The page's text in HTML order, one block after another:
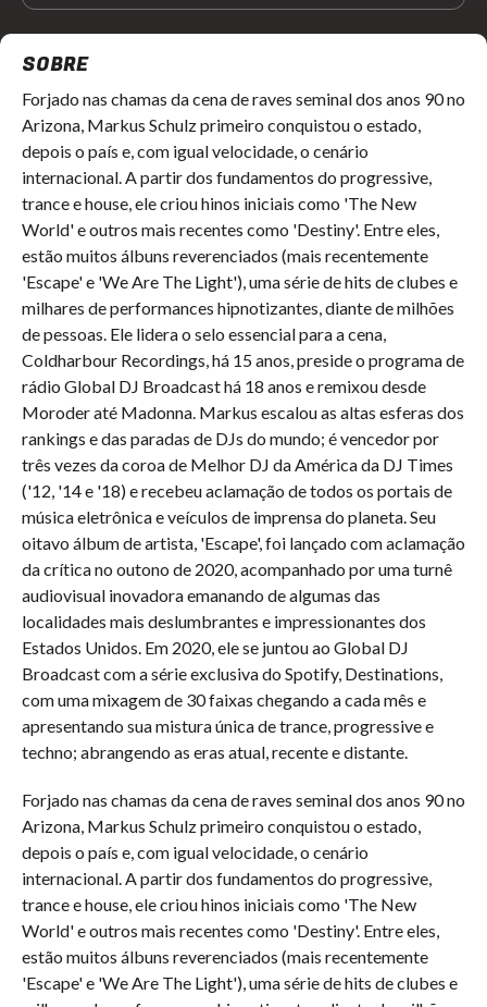
SOBRE
Forjado nas chamas da cena de raves seminal dos anos 90 no
Arizona, Markus Schulz primeiro conquistou o estado,
depois o país e, com igual velocidade, o cenário
internacional. A partir dos fundamentos do progressive,
trance e house, ele criou hinos iniciais como 'The New
World' e outros mais recentes como 'Destiny'. Entre eles,
estão muitos álbuns reverenciados (mais recentemente
'Escape' e 'We Are The Light'), uma série de hits de clubes e
milhares de performances hipnotizantes, diante de milhões
de pessoas. Ele lidera o selo essencial para a cena,
Coldharbour Recordings, há 15 anos, preside o programa de
rádio Global DJ Broadcast há 18 anos e remixou desde
Moroder até Madonna. Markus escalou as altas esferas dos
rankings e das paradas de DJs do mundo; é vencedor por
três vezes da coroa de Melhor DJ da América da DJ Times
('12, '14 e '18) e recebeu aclamação de todos os portais de
música eletrônica e veículos de imprensa do planeta. Seu
oitavo álbum de artista, 'Escape', foi lançado com aclamação
da crítica no outono de 2020, acompanhado por uma turnê
audiovisual inovadora emanando de algumas das
localidades mais deslumbrantes e impressionantes dos
Estados Unidos. Em 2020, ele se juntou ao Global DJ
Broadcast com a série exclusiva do Spotify, Destinations,
com uma mixagem de 30 faixas chegando a cada mês e
apresentando sua mistura única de trance, progressive e
techno; abrangendo as eras atual, recente e distante.
Forjado nas chamas da cena de raves seminal dos anos 90 no
Arizona, Markus Schulz primeiro conquistou o estado,
depois o país e, com igual velocidade, o cenário
internacional. A partir dos fundamentos do progressive,
trance e house, ele criou hinos iniciais como 'The New
World' e outros mais recentes como 'Destiny'. Entre eles,
estão muitos álbuns reverenciados (mais recentemente
'Escape' e 'We Are The Light'), uma série de hits de clubes e